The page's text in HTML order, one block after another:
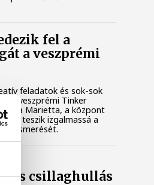
fel a
a veszprémi
feladatok és sok-sok
a veszprémi Tinker
Marietta, a központ
teszik izgalmassá a
és csillaghullás